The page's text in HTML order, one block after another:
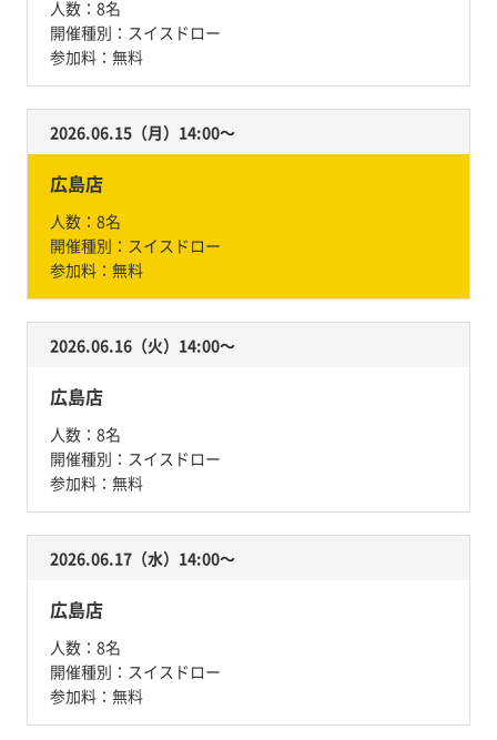
人数： 8名
開催種別： スイスドロー
参加料： 無料
2026.06.15（月）14:00〜
広島店
人数： 8名
開催種別： スイスドロー
参加料： 無料
2026.06.16（火）14:00〜
広島店
人数： 8名
開催種別： スイスドロー
参加料： 無料
2026.06.17（水）14:00〜
広島店
人数： 8名
開催種別： スイスドロー
参加料： 無料